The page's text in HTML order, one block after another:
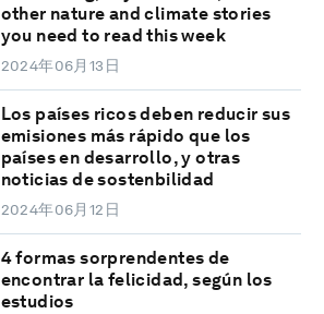
other nature and climate stories
you need to read this week
2024年06月13日
Los países ricos deben reducir sus
emisiones más rápido que los
países en desarrollo, y otras
noticias de sostenbilidad
2024年06月12日
4 formas sorprendentes de
encontrar la felicidad, según los
estudios